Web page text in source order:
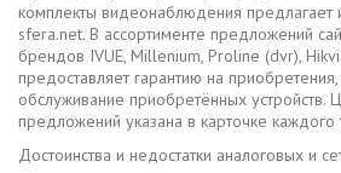
комплекты видеонаблюдения предлагает
sfera.net. В ассортименте предложений
брендов IVUE, Millenium, Proline (dvr),
предоставляет гарантию на приобретения,
обслуживание приобретённых устройств.
предложений указана в карточке каждого
Достоинства и недостатки аналоговых и